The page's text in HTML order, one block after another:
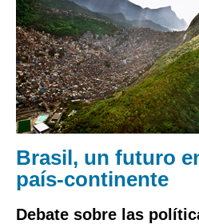
Brasil, un futuro
país-continente
Debate sobre las